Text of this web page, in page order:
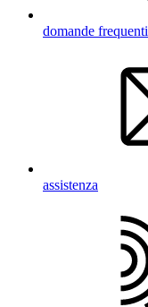
domande frequenti
assistenza